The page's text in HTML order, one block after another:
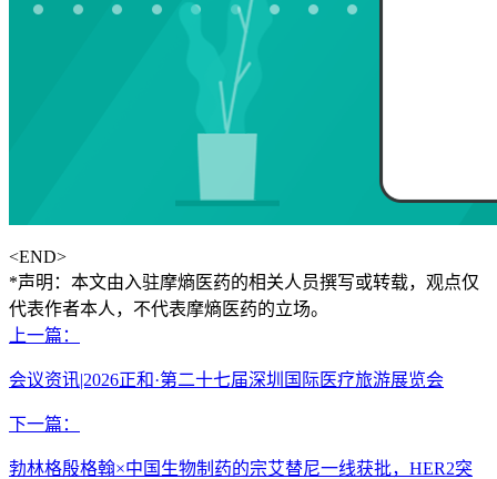
<END>
*声明：本文由入驻摩熵医药的相关人员撰写或转载，观点仅
代表作者本人，不代表摩熵医药的立场。
上一篇：
会议资讯|2026正和·第二十七届深圳国际医疗旅游展览会
下一篇：
勃林格殷格翰×中国生物制药的宗艾替尼一线获批，HER2突